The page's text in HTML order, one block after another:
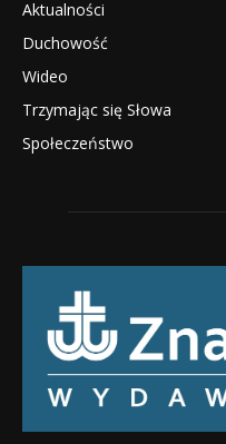
Aktualności
Duchowość
Wideo
Trzymając się Słowa
Społeczeństwo